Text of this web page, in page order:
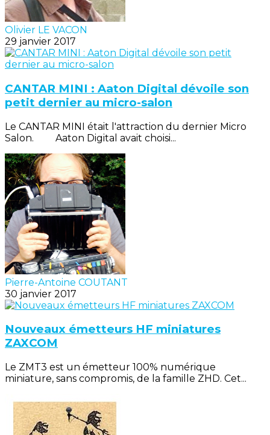
Olivier LE VACON
29 janvier 2017
CANTAR MINI : Aaton Digital dévoile son
petit dernier au micro-salon
Le CANTAR MINI était l'attraction du dernier Micro
Salon. Aaton Digital avait choisi...
Pierre-Antoine COUTANT
30 janvier 2017
Nouveaux émetteurs HF miniatures
ZAXCOM
Le ZMT3 est un émetteur 100% numérique
miniature, sans compromis, de la famille ZHD. Cet...